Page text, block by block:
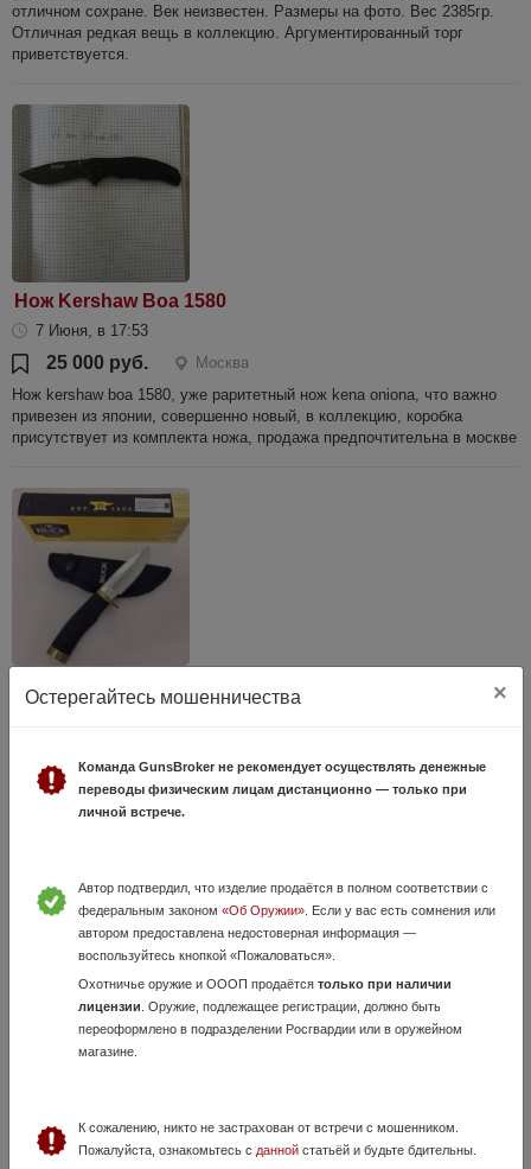
отличном сохране. Век неизвестен. Размеры на фото. Вес 2385гр.
Отличная редкая вещь в коллекцию. Аргументированный торг
приветствуется.
Нож Kershaw Boa 1580
7 Июня, в 17:53
25 000 руб.
Москва
Нож kershaw boa 1580, уже раритетный нож kena oniona, что важно
привезен из японии, совершенно новый, в коллекцию, коробка
присутствует из комплекта ножа, продажа предпочтительна в москве
Нож Buck Vanguard 692
Нож Buck Vanguard 692 Модель (артикул): 0692BKS-B Длина ножа:
21,6 см Длина клинка: 10,8 см Толщина обуха клинка: 3 мм Материал
клинка: 420HC - нержавеющая сталь Твёрдость (закалка) стали: 58
+7(495)175-75-75
5 Июня, в 18:07
Остерегайтесь мошенничества ×
Команда GunsBroker не рекомендует осуществлять денежные
переводы физическим лицам дистанционно — только при
личной встрече.
Автор подтвердил, что изделие продаётся в полном соответствии с
федеральным законом «Об Оружии». Если у вас есть сомнения или
автором предоставлена недостоверная информация —
воспользуйтесь кнопкой «Пожаловаться».
Охотничье оружие и ОООП продаётся только при наличии
лицензии . Оружие, подлежащее регистрации, должно быть
переоформлено в подразделении Росгвардии или в оружейном
магазине.
К сожалению, никто не застрахован от встречи с мошенником.
Пожалуйста, ознакомьтесь с даннойстатьёй и будьте бдительны.